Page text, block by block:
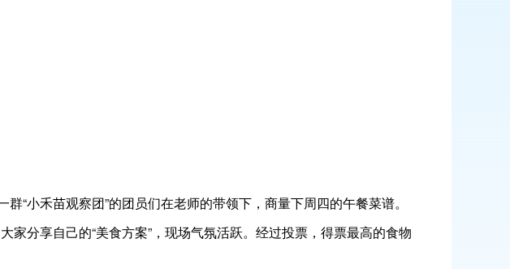
小禾苗观察团”的团员们在老师的带领下，商量下周四的午餐菜谱。
分享自己的“美食方案”，现场气氛活跃。经过投票，得票最高的食物